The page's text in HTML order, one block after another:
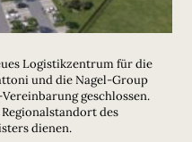
Logistikzentrum für die
und die Nagel-Group
geschlossen.
des
dienen.